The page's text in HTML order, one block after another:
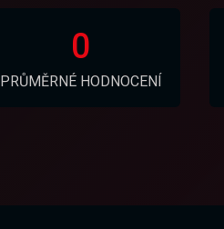
0
PRŮMĚRNÉ HODNOCENÍ